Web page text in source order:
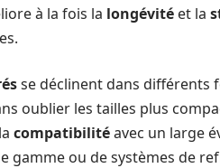
à la fois la longévité et la
se déclinent dans différents
oublier les tailles plus
compatibilitéavec un large
gamme ou de systèmes de